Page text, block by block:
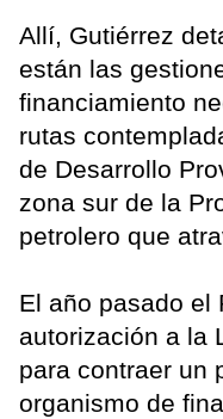
Allí, Gutiérrez
están las
financiamiento
rutas
de Desarrollo
zona sur de la
petrolero que
El año pasado el
autorización a la
para contraer un
organismo de